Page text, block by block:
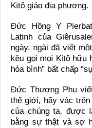
Kitô giáo địa phương.
Đức Hồng Y
Latinh của
ngày, ngài đã viết
kêu gọi mọi Kitô hữu
hòa bình” bất chấp
Đức Thượng Phụ
thế giới, hãy vác
của chúng ta, được
bằng sự thật và sợ